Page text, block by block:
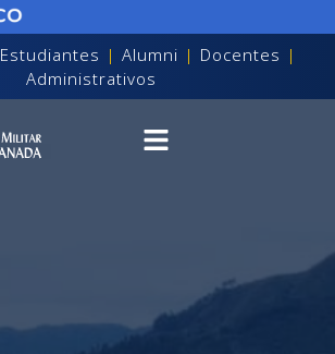
Estudiantes | Alumni | Docentes |
Administrativos